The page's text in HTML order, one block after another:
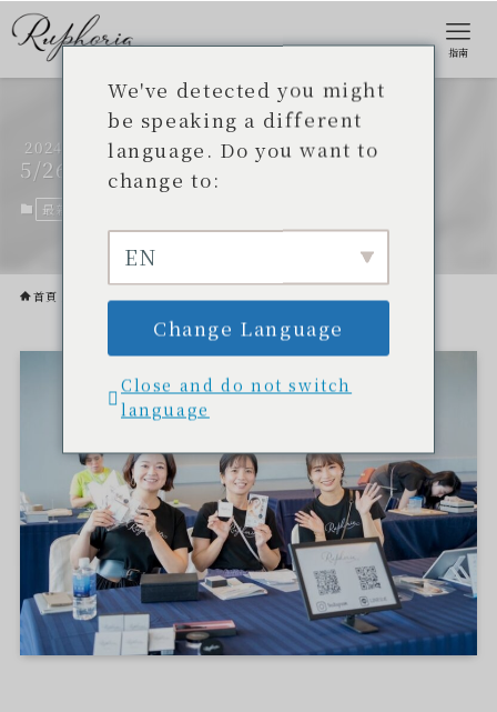
指南
Luforia 的攤位非常成功。
2024
5/26
最新資訊
首頁 最新資訊
We've detected you might
be speaking a different
language. Do you want to
change to:
EN
Change Language
Close and do not switch
language